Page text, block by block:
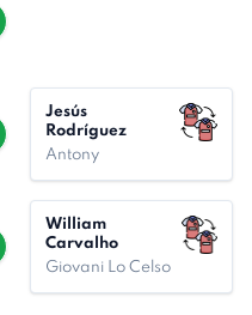
Jesús
Rodríguez
Antony
William
Carvalho
Giovani Lo Celso